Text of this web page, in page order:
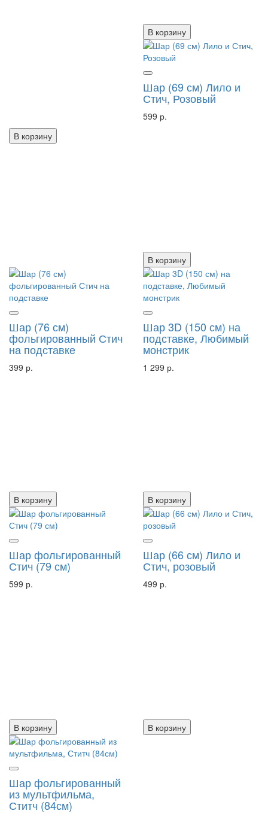
В корзину
В корзину
Шар (69 см) Лило и
Стич, Розовый
599 р.
В корзину
Шар (76 см)
фольгированный Стич
на подставке
399 р.
В корзину
Шар 3D (150 см) на
подставке, Любимый
монстрик
1 299 р.
В корзину
Шар фольгированный
Стич (79 см)
599 р.
В корзину
Шар (66 см) Лило и
Стич, розовый
499 р.
В корзину
Шар фольгированный
из мультфильма,
Ститч (84см)